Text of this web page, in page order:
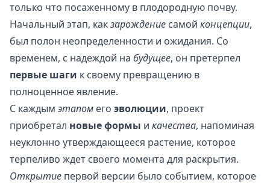
только что посаженному в плодородную почву.
Начальный этап, какзарождение самой концепции,
был полон неопределенности и ожидания. Со
временем, с надеждой на будущее, он претерпел
первые шаги к своему превращению в
полноценное явление.
С каждым этапом его эволюции, проект
приобретал новые формы и качества, напоминая
неуклонно утверждающееся растение, которое
терпеливо ждет своего момента для раскрытия.
Открытие первой версии было событием, которое